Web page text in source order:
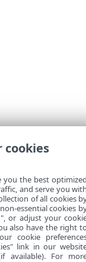
cookies
you the best
and serve you
of all cookies
essential cookies
or adjust your
also have the right
cookie
link in our
available). For